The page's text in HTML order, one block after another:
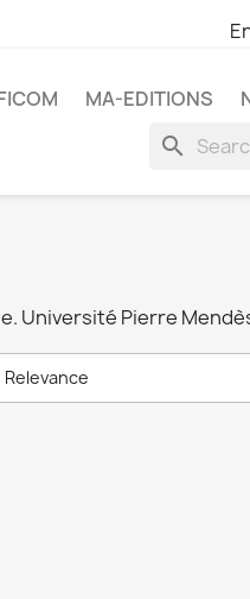
MA-EDITIONS
search
Université Pierre
Relevance